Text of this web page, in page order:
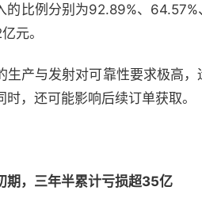
的比例分别为92.89%、
元。
生产与发射对可靠性要求极高
时，还可能影响后续订单获取。
期，三年半累计亏损超35亿